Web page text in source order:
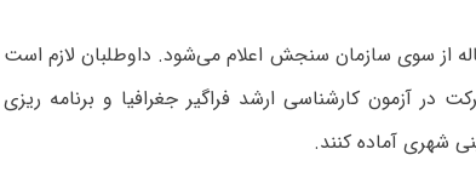
از سوی سازمان سنجش اعلام می‌شود. داوطلبان لازم است
در آزمون کارشناسی ارشد فراگیر جغرافیا و برنامه ریزی
شهری آماده کنند.